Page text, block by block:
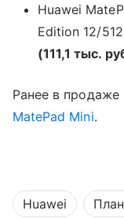
Huawei
Edition 12/
(111,1 тыс.
Ранее в продаже
MatePad Mini.
Huawei